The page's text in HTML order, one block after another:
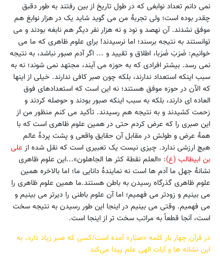
نمی دانم تعداد نوابغی که در طول تاریخ از بین رفتند به طور دقبق
چقدر بوده است؛ ولی تجربهٔ من می گوید شاید یک در هزار نوابغ هم
موفق نشدند. آن نهصد و نود و نه هزار نفر دیگر هم نابغه بودند و می
توانستند به نتیجه برسند؛ اما نرسیدند! برای علوم ظاهری که ما می
خوانیم: ضَرَبَ ضَرَبا، اطلاق و تقیید و ... اگر آدم صبور نباشد، به نتیجه
نمی رسد. بیشتر افرادی که به حوزه می آیند، مجتهد نمی شوند؛ نه به
سبب اینکه استعداد ندارند، بلکه چون صبر کافی ندارند. خیلی از اینها
که الآن در حوزه موفق هستند؛ نه این است که استعدادهای فوق
العاده ای دارند، بلکه به سبب اینکه صبور بودند و حوصله کردند و
زحمت کشیدند و به نتیجه هم رسیدند. تأکید می کنم منظور من از
این صبری را که عرض کردم حتی در همین علوم ظاهری است که با
همهٔ عرض و طولش در مقابل آن حقایق واقعی و پشت پردۀ عالم
هیچ ارزشی ندارد. چیزی نیست یک تعبیری است که نقل شده از علی
بن ابیطالب (ع): «العلم نقطة کثر ها الجاهلون»...این علوم ظاهری
نشانهٔ جهل ما آدم ها است نه نمایندهٔ دانایی ما؛ اما بالاخره همین
علوم ظاهری گذرگاه رسیدن به باطن هستند.ما همین علوم ظاهری را
می بینیم و زودتر می فهمیم؛ اما آن علوم باطنی را دیرتر می بینیم و
می فهمیم. وقتی می بینیم در اینجا این طور رسیدن به نتیجه سخت
است، آنجا قطعاً به مراتب سخت تر از اینجا است.
در قرآن چهار بار کلمه «صبّار» آمده است/کسی که صبر زیاد دارد، به
این نشانه ها و آیات الهی علم پیدا می‌کند